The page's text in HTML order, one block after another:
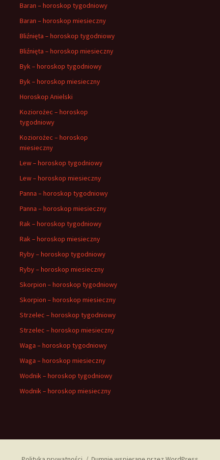
Baran – horoskop tygodniowy
Baran – horoskop miesieczny
Bliźnięta – horoskop tygodniowy
Bliźnięta – horoskop miesieczny
Byk – horoskop tygodniowy
Byk – horoskop miesieczny
Horoskop Anielski
Koziorożec – horoskop
tygodniowy
Koziorożec – horoskop
miesieczny
Lew – horoskop tygodniowy
Lew – horoskop miesieczny
Panna – horoskop tygodniowy
Panna – horoskop miesieczny
Rak – horoskop tygodniowy
Rak – horoskop miesieczny
Ryby – horoskop tygodniowy
Ryby – horoskop miesieczny
Skorpion – horoskop tygodniowy
Skorpion – horoskop miesieczny
Strzelec – horoskop tygodniowy
Strzelec – horoskop miesieczny
Waga – horoskop tygodniowy
Waga – horoskop miesieczny
Wodnik – horoskop tygodniowy
Wodnik – horoskop miesieczny